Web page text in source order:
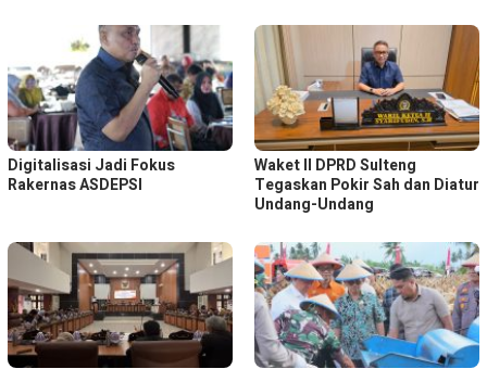
Digitalisasi Jadi Fokus
Rakernas ASDEPSI
Waket ll DPRD Sulteng
Tegaskan Pokir Sah dan Diatur
Undang-Undang